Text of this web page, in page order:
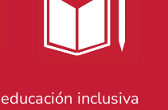
inclusiva